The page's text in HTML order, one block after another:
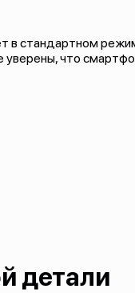
в стандартном
уверены, что
детали